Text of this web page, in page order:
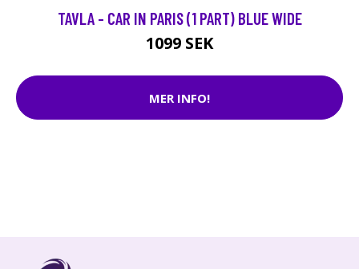
TAVLA - CAR IN PARIS (1 PART) BLUE WIDE
1099 SEK
MER INFO!